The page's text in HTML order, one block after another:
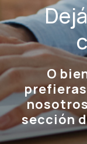
O
sección